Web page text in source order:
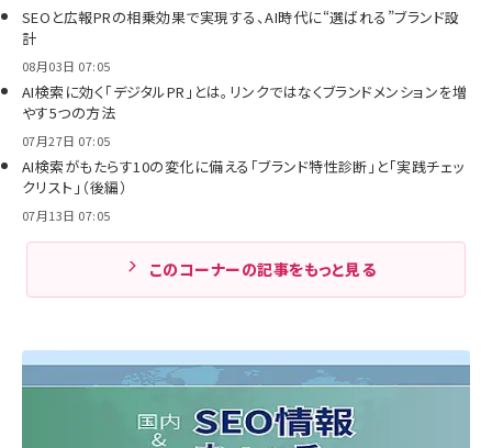
SEOと広報PRの相乗効果で実現する、AI時代に“選ばれる”ブランド設
計
08月03日 07:05
AI検索に効く「デジタルPR」とは。リンクではなくブランドメンションを増
やす5つの方法
07月27日 07:05
AI検索がもたらす10の変化に備える「ブランド特性診断」と「実践チェッ
クリスト」（後編）
07月13日 07:05
このコーナーの記事をもっと見る